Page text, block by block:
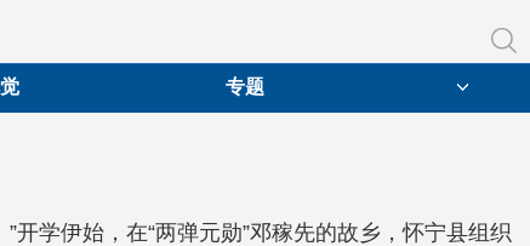
专题
学伊始，在“两弹元勋”邓稼先的故乡，怀宁县组织